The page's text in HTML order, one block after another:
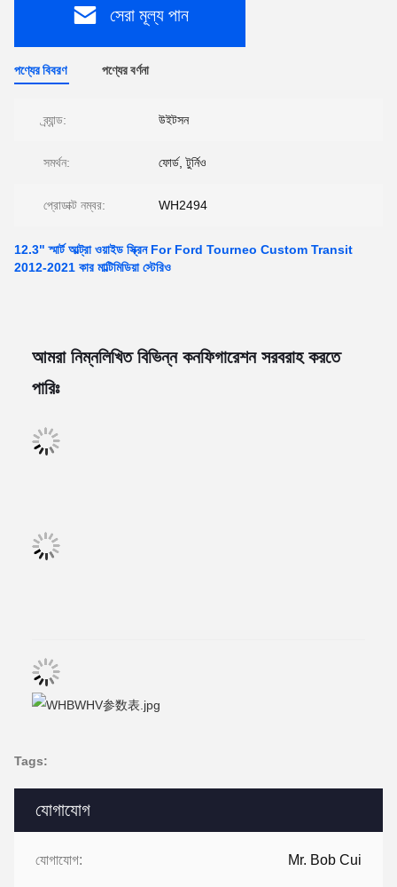
যোগাযোগ
যোগাযোগ: Mr. Bob Cui
সেরা মূল্য পান
পণ্যের বিবরণ পণ্যের বর্ণনা
ব্র্যান্ড: উইটসন
সমর্থন: ফোর্ড, টুর্নিও
প্রোডাক্ট নম্বর: WH2494
12.3" স্মার্ট আল্ট্রা ওয়াইড স্ক্রিন For Ford Tourneo Custom Transit
2012-2021 কার মাল্টিমিডিয়া স্টেরিও
আমরা নিম্নলিখিত বিভিন্ন কনফিগারেশন সরবরাহ করতে
পারিঃ
Tags: